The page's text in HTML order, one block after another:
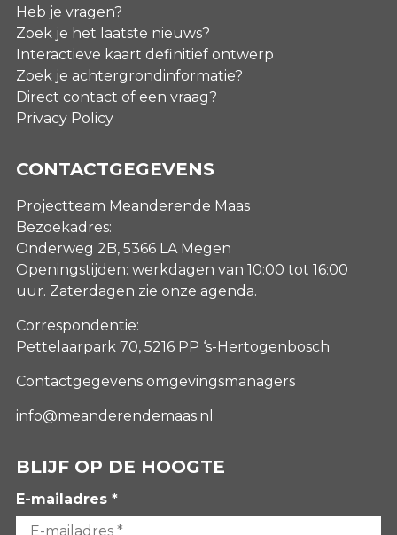
Heb je vragen?
Zoek je het laatste nieuws?
Interactieve kaart definitief ontwerp
Zoek je achtergrondinformatie?
Direct contact of een vraag?
Privacy Policy
CONTACTGEGEVENS
Projectteam Meanderende Maas
Bezoekadres:
Onderweg 2B, 5366 LA Megen
Openingstijden: werkdagen van 10:00 tot 16:00
uur. Zaterdagen zie onze agenda.
Correspondentie:
Pettelaarpark 70, 5216 PP ‘s-Hertogenbosch
Contactgegevens omgevingsmanagers
info@meanderendemaas.nl
BLIJF OP DE HOOGTE
E-mailadres *